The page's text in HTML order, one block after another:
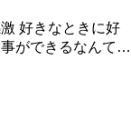
好きなときに好
ができるなんて…